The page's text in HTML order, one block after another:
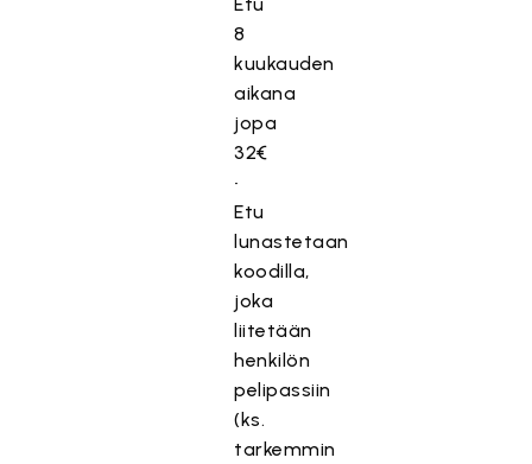
8
kuukauden
aikana
jopa
32€
•
Etu
lunastetaan
koodilla,
joka
liitetään
henkilön
pelipassiin
(ks.
tarkemmin